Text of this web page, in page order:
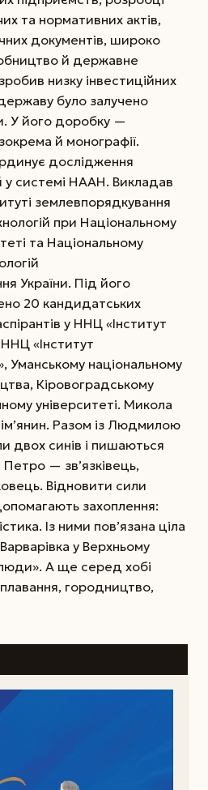
та нормативних актів,
документів, широко
й державне
низку інвестиційних
було залучено
У його доробку —
й монографії.
дослідження
у системі НААН. Викладав
землевпорядкування
при Національному
та Національному
України. Під його
20 кандидатських
у ННЦ «Інститут
«Інститут
національному
Кіровоградському
університеті. Микола
Разом із Людмилою
двох синів і пишаються
— зв’язківець,
Відновити сили
захоплення:
Із ними пов’язана ціла
у Верхньому
люди». А ще серед хобі
городництво,